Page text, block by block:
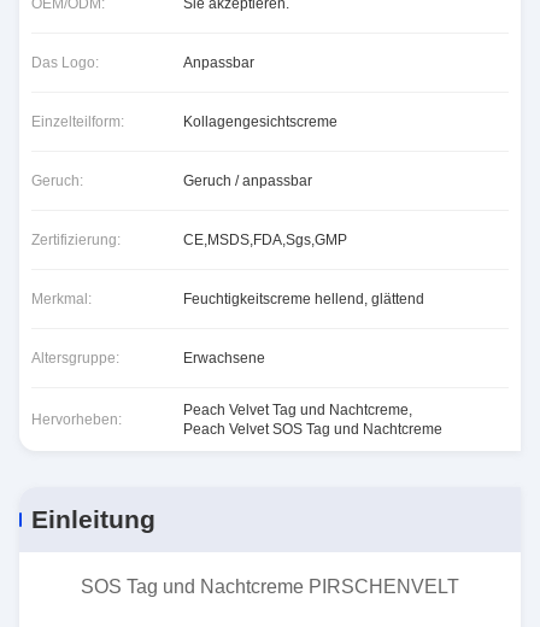
Das Logo: Anpassbar
Einzelteilform: Kollagengesichtscreme
Geruch: Geruch / anpassbar
Zertifizierung: CE,MSDS,FDA,Sgs,GMP
Merkmal: Feuchtigkeitscreme hellend, glättend
Altersgruppe: Erwachsene
Hervorheben:
Peach Velvet Tag und Nachtcreme,
Peach Velvet SOS Tag und Nachtcreme
Einleitung
SOS Tag und Nachtcreme PIRSCHENVELT